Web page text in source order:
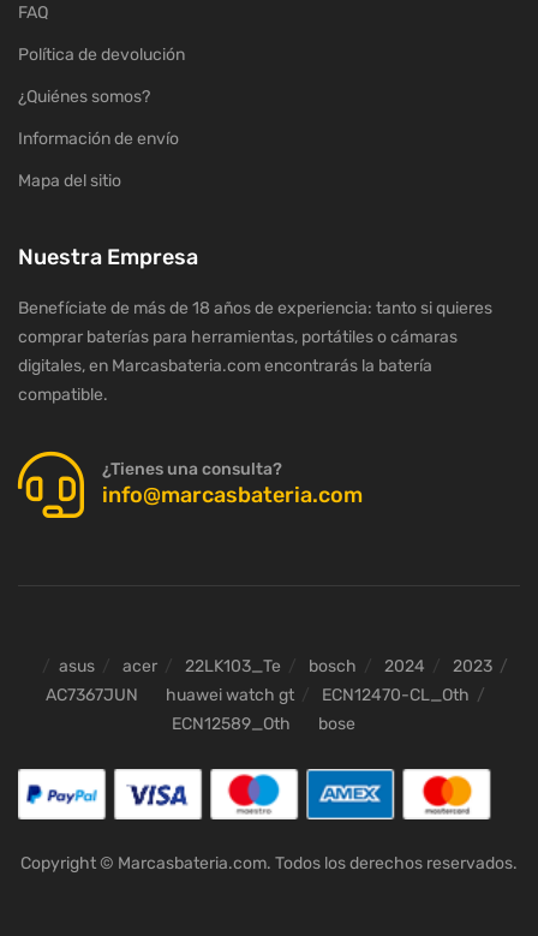
FAQ
Política de devolución
¿Quiénes somos?
Información de envío
Mapa del sitio
Nuestra Empresa
Benefíciate de más de 18 años de experiencia: tanto si quieres
comprar baterías para herramientas, portátiles o cámaras
digitales, en Marcasbateria.com encontrarás la batería
compatible.
¿Tienes una consulta?
info@marcasbateria.com
asus acer 22LK103_Te bosch 2024
2023
AC7367JUN
huawei watch gt
ECN12470-CL_Oth
ECN12589_Oth
bose
Copyright © Marcasbateria.com. Todos los derechos reservados.